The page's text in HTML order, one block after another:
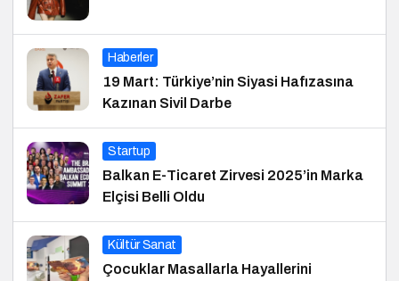
Haberler
19 Mart: Türkiye’nin Siyasi Hafızasına
Kazınan Sivil Darbe
Startup
Balkan E-Ticaret Zirvesi 2025’in Marka
Elçisi Belli Oldu
Kültür Sanat
Çocuklar Masallarla Hayallerini